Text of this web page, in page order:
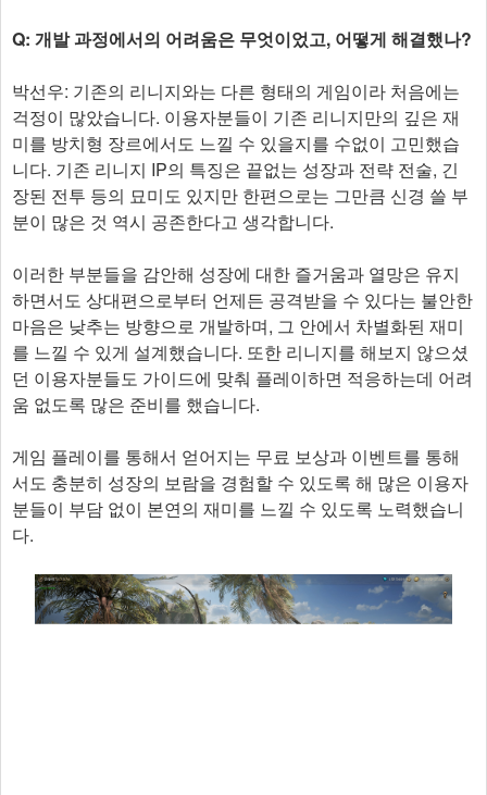
Q: 개발 과정에서의 어려움은 무엇이었고, 어떻게 해결했나?
박선우: 기존의 리니지와는 다른 형태의 게임이라 처음에는
걱정이 많았습니다. 이용자분들이 기존 리니지만의 깊은 재
미를 방치형 장르에서도 느낄 수 있을지를 수없이 고민했습
니다. 기존 리니지 IP의 특징은 끝없는 성장과 전략 전술, 긴
장된 전투 등의 묘미도 있지만 한편으로는 그만큼 신경 쓸 부
분이 많은 것 역시 공존한다고 생각합니다.
이러한 부분들을 감안해 성장에 대한 즐거움과 열망은 유지
하면서도 상대편으로부터 언제든 공격받을 수 있다는 불안한
마음은 낮추는 방향으로 개발하며, 그 안에서 차별화된 재미
를 느낄 수 있게 설계했습니다. 또한 리니지를 해보지 않으셨
던 이용자분들도 가이드에 맞춰 플레이하면 적응하는데 어려
움 없도록 많은 준비를 했습니다.
게임 플레이를 통해서 얻어지는 무료 보상과 이벤트를 통해
서도 충분히 성장의 보람을 경험할 수 있도록 해 많은 이용자
분들이 부담 없이 본연의 재미를 느낄 수 있도록 노력했습니
다.